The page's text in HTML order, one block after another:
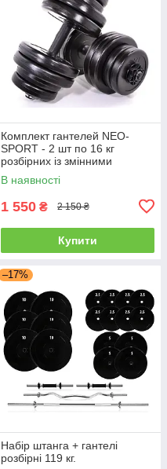
Комплект гантелей NEO-
SPORT - 2 шт по 16 кг
розбірних із змінними
дисками
В наявності
1 550 ₴ 2 150 ₴
Купити
–17%
Набір штанга + гантелі
розбірні 119 кг.